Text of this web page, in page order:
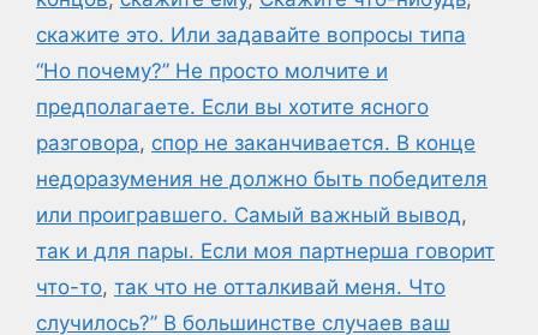
скажите это. Или задавайте вопросы типа
“Но почему?” Не просто молчите и
предполагаете. Если вы хотите ясного
разговора, спор не заканчивается. В конце
недоразумения не должно быть победителя
или проигравшего. Самый важный вывод,
так и для пары. Если моя партнерша говорит
что-то, так что не отталкивай меня. Что
случилось?” В большинстве случаев ваш